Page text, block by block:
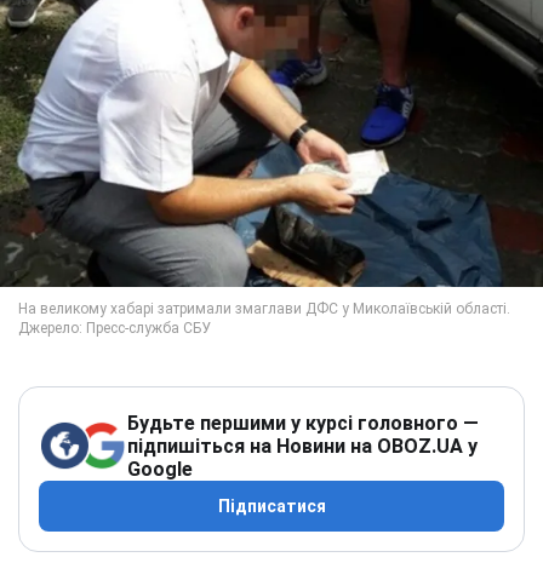
Будьте першими у курсі головного —
підпишіться на Новини на OBOZ.UA у
Google
Підписатися